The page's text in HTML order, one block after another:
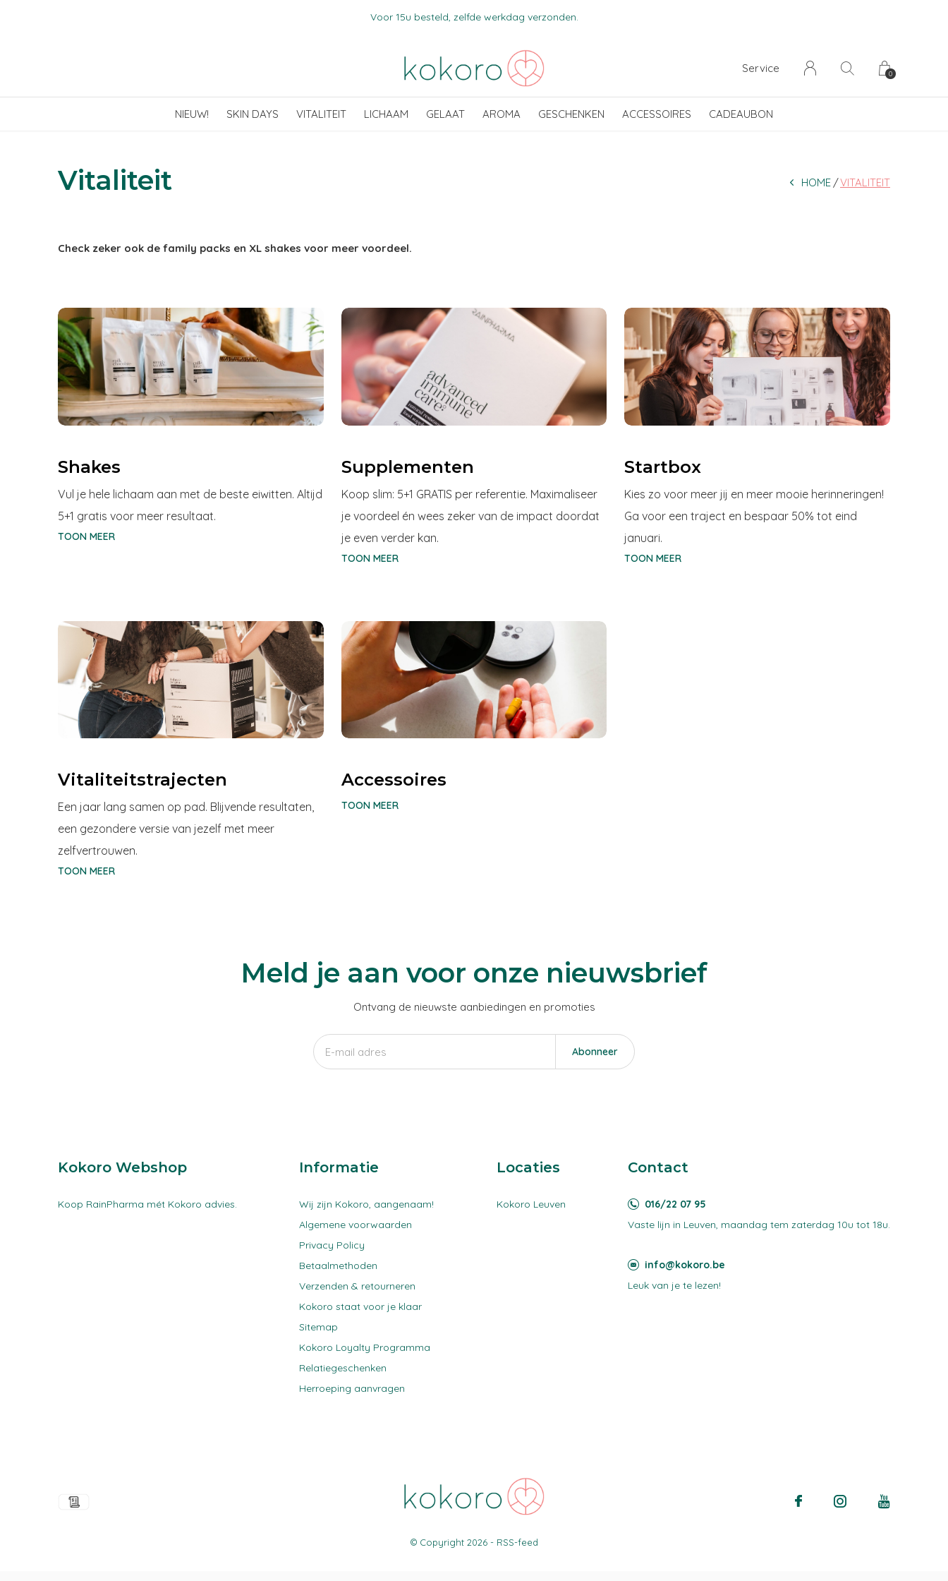
NIEUW! SKIN DAYS VITALITEIT LICHAAM GELAAT AROMA GESCHENKEN ACCESSOIRES CADEAUBON
Service 0
Voor 15u besteld, zelfde werkdag verzonden.
Vitaliteit HOME VITALITEIT
Check zeker ook de family packs en XL shakes voor meer voordeel.
Shakes
Vul je hele lichaam aan met de beste eiwitten. Altijd
5+1 gratis voor meer resultaat.
TOON MEER
Supplementen
Koop slim: 5+1 GRATIS per referentie. Maximaliseer
je voordeel én wees zeker van de impact doordat
je even verder kan.
TOON MEER
Startbox
Kies zo voor meer jij en meer mooie herinneringen!
Ga voor een traject en bespaar 50% tot eind
januari.
TOON MEER
Vitaliteitstrajecten
Een jaar lang samen op pad. Blijvende resultaten,
een gezondere versie van jezelf met meer
zelfvertrouwen.
TOON MEER
Accessoires
TOON MEER
Meld je aan voor onze nieuwsbrief
Ontvang de nieuwste aanbiedingen en promoties
Abonneer
Kokoro Webshop
Koop RainPharma mét Kokoro advies.
Informatie
Wij zijn Kokoro, aangenaam!
Algemene voorwaarden
Privacy Policy
Betaalmethoden
Verzenden & retourneren
Kokoro staat voor je klaar
Sitemap
Kokoro Loyalty Programma
Relatiegeschenken
Herroeping aanvragen
Locaties
Kokoro Leuven
Contact
016/22 07 95
Vaste lijn in Leuven, maandag tem zaterdag 10u tot 18u.
info@kokoro.be
Leuk van je te lezen!
© Copyright 2026- RSS-feed